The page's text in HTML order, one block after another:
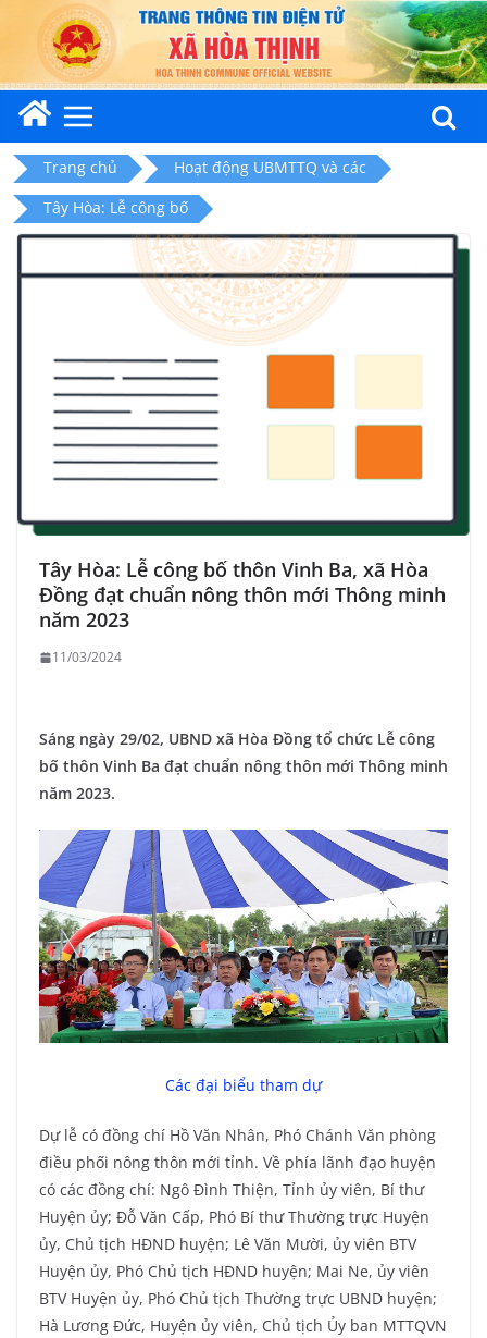
content
Trang chủ
Hoạt động UBMTTQ và các
Tây Hòa: Lễ công bố
Tây Hòa: Lễ công bố thôn Vinh Ba, xã Hòa
Đồng đạt chuẩn nông thôn mới Thông minh
năm 2023
11/03/2024
Sáng ngày 29/02, UBND xã Hòa Đồng tổ chức Lễ công
bố thôn Vinh Ba đạt chuẩn nông thôn mới Thông minh
năm 2023.
Các đại biểu tham dự
Dự lễ có đồng chí Hồ Văn Nhân, Phó Chánh Văn phòng
điều phối nông thôn mới tỉnh. Về phía lãnh đạo huyện
có các đồng chí: Ngô Đình Thiện, Tỉnh ủy viên, Bí thư
Huyện ủy; Đỗ Văn Cấp, Phó Bí thư Thường trực Huyện
ủy, Chủ tịch HĐND huyện; Lê Văn Mười, ủy viên BTV
Huyện ủy, Phó Chủ tịch HĐND huyện; Mai Ne, ủy viên
BTV Huyện ủy, Phó Chủ tịch Thường trực UBND huyện;
Hà Lương Đức, Huyện ủy viên, Chủ tịch Ủy ban MTTQVN